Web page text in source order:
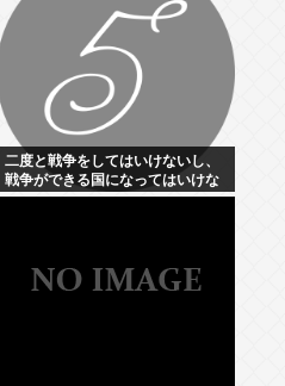
二度と戦争をしてはいけないし、
戦争ができる国になってはいけな
い